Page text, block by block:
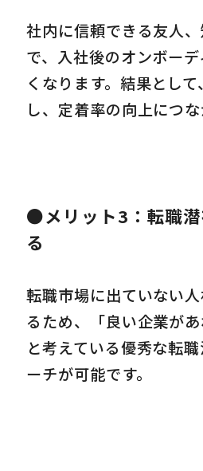
社内に信頼できる友人
で、入社後のオンボー
くなります。結果とし
し、定着率の向上につ
●メリット3：転職
る
転職市場に出ていない
るため、「良い企業があ
と考えている優秀な転
ーチが可能です。